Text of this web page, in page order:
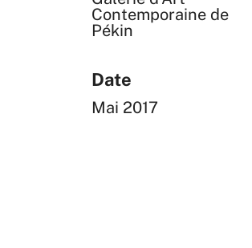
Contemporaine de
Pékin
Date
Mai 2017